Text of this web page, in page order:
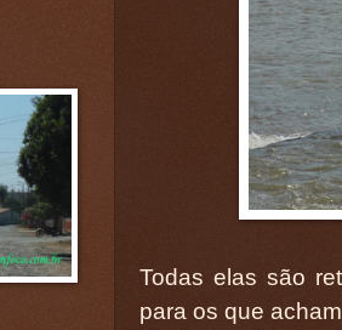
Todas elas são
para os que